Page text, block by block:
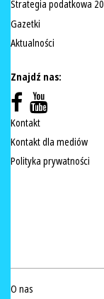
Strategia podatkowa
Gazetki
Aktualności
Znajdź nas:
Kontakt
Kontakt dla mediów
Polityka prywatności
O nas